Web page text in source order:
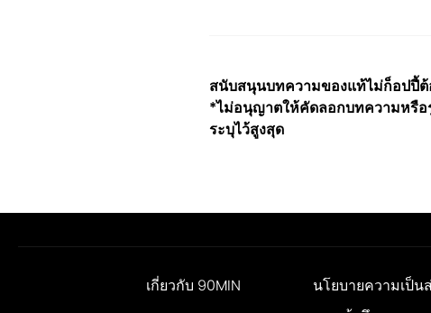
สนับสนุนบทความของแท้ไม่ก็อปปี้
*ไม่อนุญาตให้คัดลอกบทความหรือ
ระบุไว้สูงสุด
เกี่ยวกับ 90MIN นโยบายความเป็น